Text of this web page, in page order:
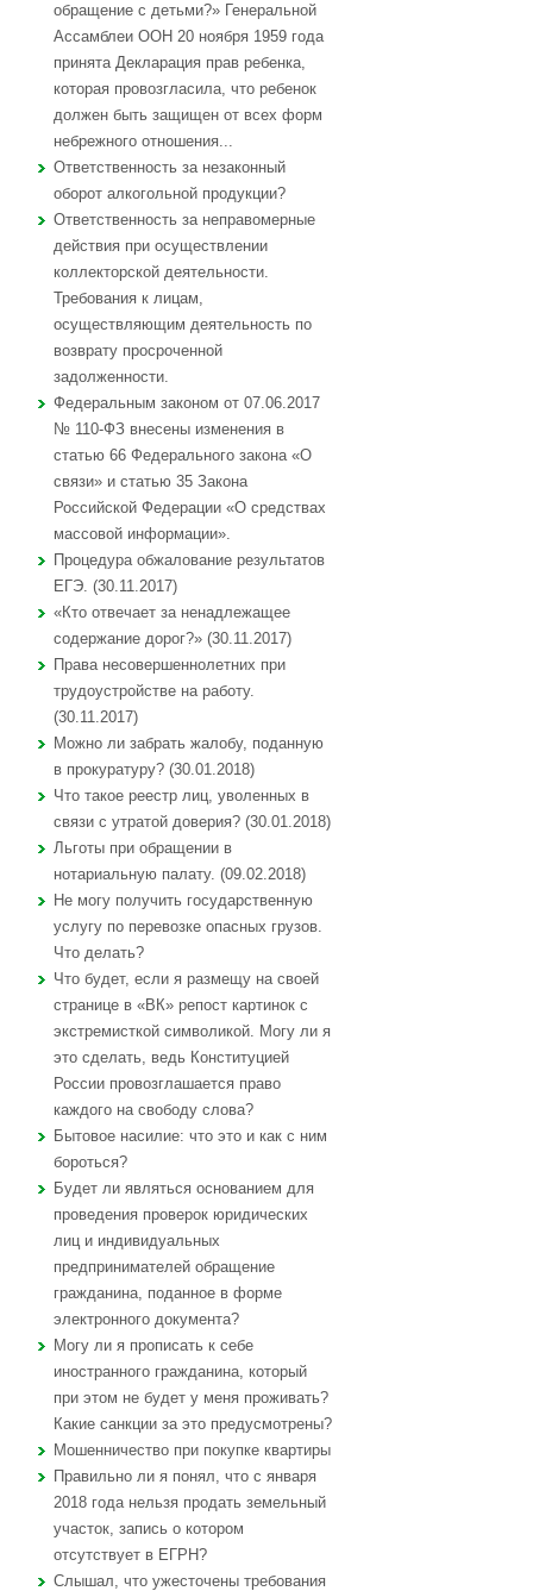
обращение с детьми?» Генеральной
Ассамблеи ООН 20 ноября 1959 года
принята Декларация прав ребенка,
которая провозгласила, что ребенок
должен быть защищен от всех форм
небрежного отношения...
Ответственность за незаконный
оборот алкогольной продукции?
Ответственность за неправомерные
действия при осуществлении
коллекторской деятельности.
Требования к лицам,
осуществляющим деятельность по
возврату просроченной
задолженности.
Федеральным законом от 07.06.2017
№ 110-ФЗ внесены изменения в
статью 66 Федерального закона «О
связи» и статью 35 Закона
Российской Федерации «О средствах
массовой информации».
Процедура обжалование результатов
ЕГЭ. (30.11.2017)
«Кто отвечает за ненадлежащее
содержание дорог?» (30.11.2017)
Права несовершеннолетних при
трудоустройстве на работу.
(30.11.2017)
Можно ли забрать жалобу, поданную
в прокуратуру? (30.01.2018)
Что такое реестр лиц, уволенных в
связи с утратой доверия? (30.01.2018)
Льготы при обращении в
нотариальную палату. (09.02.2018)
Не могу получить государственную
услугу по перевозке опасных грузов.
Что делать?
Что будет, если я размещу на своей
странице в «ВК» репост картинок с
экстремисткой символикой. Могу ли я
это сделать, ведь Конституцией
России провозглашается право
каждого на свободу слова?
Бытовое насилие: что это и как с ним
бороться?
Будет ли являться основанием для
проведения проверок юридических
лиц и индивидуальных
предпринимателей обращение
гражданина, поданное в форме
электронного документа?
Могу ли я прописать к себе
иностранного гражданина, который
при этом не будет у меня проживать?
Какие санкции за это предусмотрены?
Мошенничество при покупке квартиры
Правильно ли я понял, что с января
2018 года нельзя продать земельный
участок, запись о котором
отсутствует в ЕГРН?
Слышал, что ужесточены требования